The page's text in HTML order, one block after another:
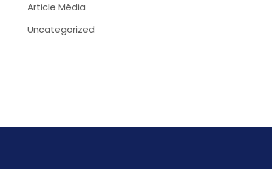
Article Média
Uncategorized